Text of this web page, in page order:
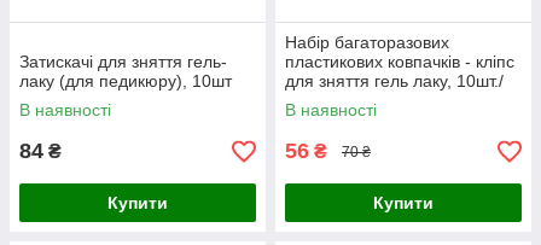
Затискачі для зняття гель-
лаку (для педикюру), 10шт
В наявності
84 ₴
Купити
Набір багаторазових
пластикових ковпачків - кліпс
для зняття гель лаку, 10шт./
уп. Червоний
В наявності
56 ₴ 70 ₴
Купити